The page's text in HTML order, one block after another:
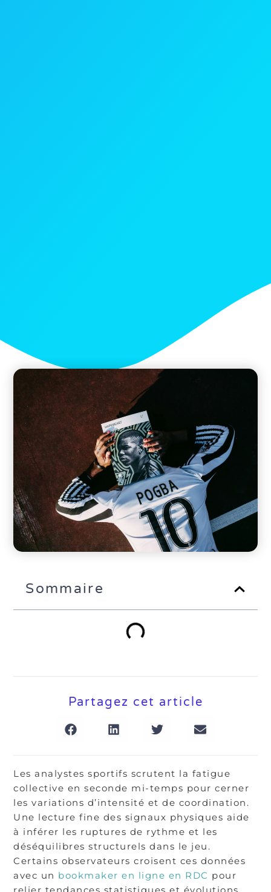
Sommaire
Partagez cet article
Les analystes sportifs scrutent la fatigue
collective en seconde mi-temps pour cerner
les variations d’intensité et de coordination.
Une lecture fine des signaux physiques aide
à inférer les ruptures de rythme et les
déséquilibres structurels dans le jeu.
Certains observateurs croisent ces données
avec un bookmaker en ligne en RDC pour